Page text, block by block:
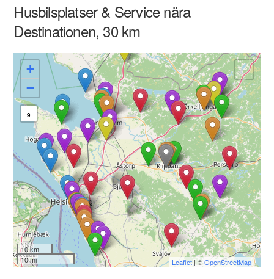
Husbilsplatser & Service nära
Destinationen, 30 km
+
−
9
10 km
10 mi
Leaflet| ©OpenStreetMap